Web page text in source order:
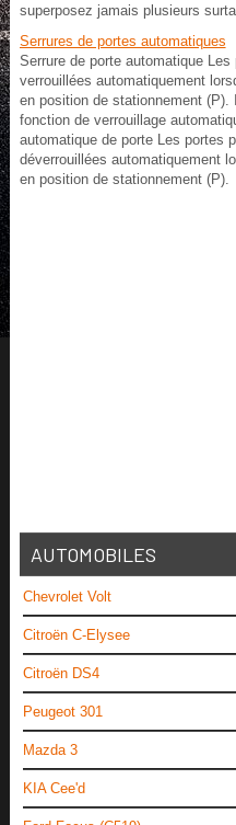
superposez jamais plusieurs
Serrures de portes automatiques
Serrure de porte automatique
verrouillées automatiquement
en position de stationnement
fonction de verrouillage
automatique de porte Les portes
déverrouillées automatiquement
en position de stationnement (P).
AUTOMOBILES
Chevrolet Volt
Citroën C-Elysee
Citroën DS4
Peugeot 301
Mazda 3
KIA Cee'd